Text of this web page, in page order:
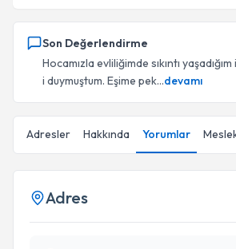
Son Değerlendirme
Hocamızla evliliğimde sıkıntı
i duymuştum. Eşime pek...devamı
Adresler Hakkında Yorumlar
Adres